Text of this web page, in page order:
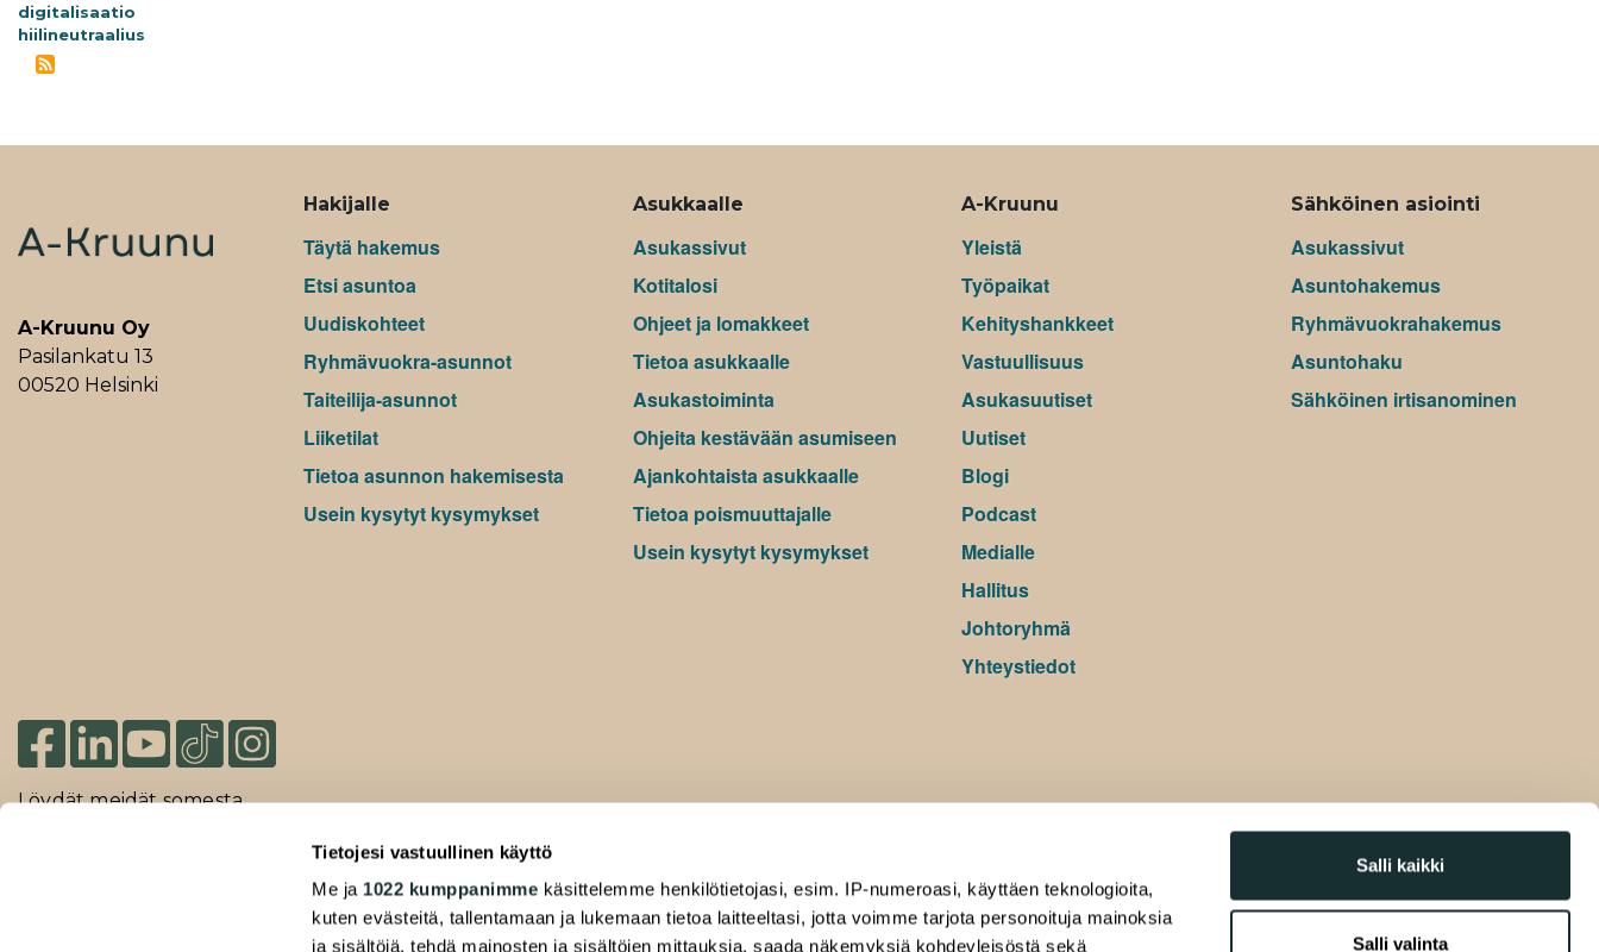
Tietojesi vastuullinen käyttö
Me ja 1022 kumppanimme käsittelemme henkilötietojasi, esim. IP-numeroasi, käyttäen teknologioita,
kuten evästeitä, tallentamaan ja lukemaan tietoa laitteeltasi, jotta voimme tarjota personoituja mainoksia
ja sisältöjä, tehdä mainosten ja sisältöjen mittauksia, saada näkemyksiä kohdeyleisöstä sekä
Salli kaikki
Salli valinta
digitalisaatio
hiilineutraalius
A-Kruunu Oy
Pasilankatu 13
00520 Helsinki
ALAVALIKKO
Hakijalle
Täytä hakemus
Etsi asuntoa
Uudiskohteet
Ryhmävuokra-asunnot
Taiteilija-asunnot
Liiketilat
Tietoa asunnon hakemisesta
Usein kysytyt kysymykset
Asukkaalle
Asukassivut
Kotitalosi
Ohjeet ja lomakkeet
Tietoa asukkaalle
Asukastoiminta
Ohjeita kestävään asumiseen
Ajankohtaista asukkaalle
Tietoa poismuuttajalle
Usein kysytyt kysymykset
A-Kruunu
Yleistä
Työpaikat
Kehityshankkeet
Vastuullisuus
Asukasuutiset
Uutiset
Blogi
Podcast
Medialle
Hallitus
Johtoryhmä
Yhteystiedot
Sähköinen asiointi
Asukassivut
Asuntohakemus
Ryhmävuokrahakemus
Asuntohaku
Sähköinen irtisanominen
Löydät meidät somesta
2026 Duuilo Oy – © A-Kruunu Oy –